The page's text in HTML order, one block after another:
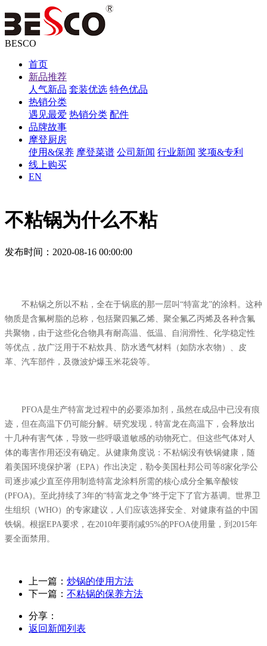
BESCO
首页
新品推荐
人气新品 套装优选 特色优品
热销分类
遇见最爱 热销分类 配件
品牌故事
摩登厨房
使用&保养 摩登菜谱 公司新闻 行业新闻 奖项&专利
线上购买
EN
不粘锅为什么不粘
发布时间 ：2020-08-16 00:00:00
不粘锅之所以不粘，全在于锅底的那一层叫“特富龙”的涂料。这种
物质是含氟树脂的总称，包括聚四氟乙烯、聚全氟乙丙烯及各种含氟
共聚物，由于这些化合物具有耐高温、低温、自润滑性、化学稳定性
等优点，故广泛用于不粘炊具、防水透气材料（如防水衣物）、皮
革、汽车部件，及微波炉爆玉米花袋等。
PFOA是生产特富龙过程中的必要添加剂，虽然在成品中已没有痕
迹，但在高温下仍可能分解。研究发现，特富龙在高温下，会释放出
十几种有害气体，导致一些呼吸道敏感的动物死亡。但这些气体对人
体的毒害作用还没有确定。从健康角度说：不粘锅没有铁锅健康，随
着美国环境保护署（EPA）作出决定，勒令美国杜邦公司等8家化学公
司逐步减少直至停用制造特富龙涂料所需的核心成分全氟辛酸铵
(PFOA)。至此持续了3年的“特富龙之争”终于定下了官方基调。世界卫
生组织（WHO）的专家建议，人们应该选择安全、对健康有益的中国
铁锅。根据EPA要求，在2010年要削减95%的PFOA使用量，到2015年
要全面禁用。
上一篇： 炒锅的使用方法
下一篇： 不粘锅的保养方法
分享：
返回新闻列表